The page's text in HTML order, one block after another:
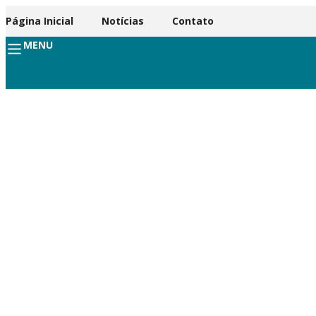
Página Inicial Notícias Contato
MENU